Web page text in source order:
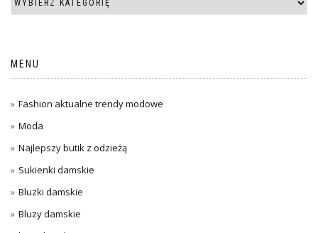
MENU
Fashion aktualne trendy modowe
Moda
Najlepszy butik z odzieżą
Sukienki damskie
Bluzki damskie
Bluzy damskie